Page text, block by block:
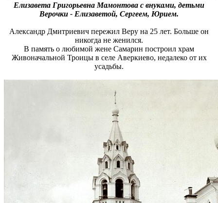
Елизавета Григорьевна Мамонтова с внуками, детьми
Верочки - Елизаветой, Сергеем, Юрием.
Александр Дмитриевич пережил Веру на 25 лет. Больше он
никогда не женился.
В память о любимой жене Самарин построил храм
Живоначальной Троицы в селе Аверкиево, недалеко от их
усадьбы.